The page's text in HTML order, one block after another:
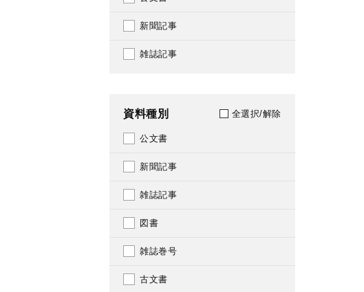
新聞記事
雑誌記事
資料種別 全選択/解除
公文書
新聞記事
雑誌記事
図書
雑誌巻号
古文書